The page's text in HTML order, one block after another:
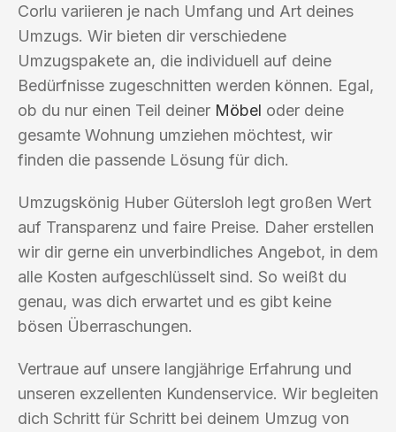
Corlu variieren je nach Umfang und Art deines
Umzugs. Wir bieten dir verschiedene
Umzugspakete an, die individuell auf deine
Bedürfnisse zugeschnitten werden können. Egal,
ob du nur einen Teil deiner Möbel oder deine
gesamte Wohnung umziehen möchtest, wir
finden die passende Lösung für dich.
Umzugskönig Huber Gütersloh legt großen Wert
auf Transparenz und faire Preise. Daher erstellen
wir dir gerne ein unverbindliches Angebot, in dem
alle Kosten aufgeschlüsselt sind. So weißt du
genau, was dich erwartet und es gibt keine
bösen Überraschungen.
Vertraue auf unsere langjährige Erfahrung und
unseren exzellenten Kundenservice. Wir begleiten
dich Schritt für Schritt bei deinem Umzug von